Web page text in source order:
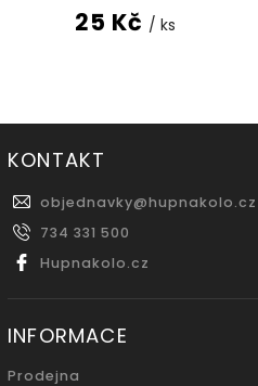
25 Kč / ks
KONTAKT
objednavky@hupnakolo.cz
734 331 500
Hupnakolo.cz
INFORMACE
Prodejna